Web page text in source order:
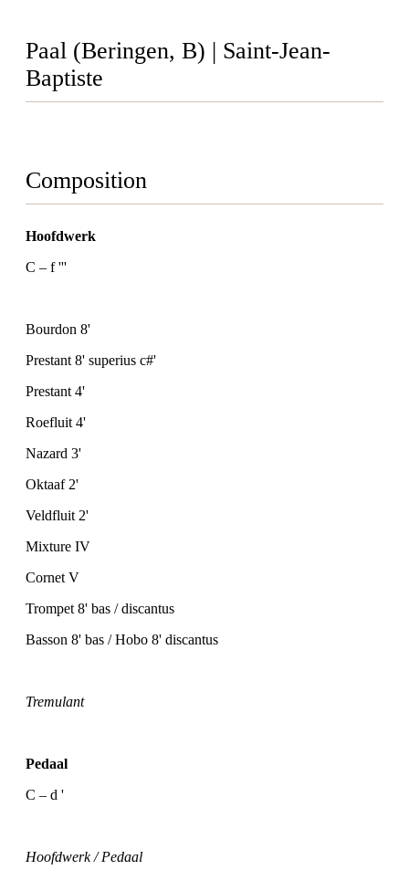
Paal (Beringen, B) | Saint-Jean-
Baptiste
Composition
Hoofdwerk
C – f '''
Bourdon 8'
Prestant 8' superius c#'
Prestant 4'
Roefluit 4'
Nazard 3'
Oktaaf 2'
Veldfluit 2'
Mixture IV
Cornet V
Trompet 8' bas / discantus
Basson 8' bas / Hobo 8' discantus
Tremulant
Pedaal
C – d '
Hoofdwerk / Pedaal